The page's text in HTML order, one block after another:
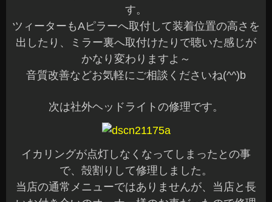
す。
ツィーターもAピラーへ取付して装着位置の高さを
出したり、ミラー裏へ取付けたりで聴いた感じが
かなり変わりますよ～
音質改善などお気軽にご相談くださいね(^^)b
次は社外ヘッドライトの修理です。
イカリングが点灯しなくなってしまったとの事
で、殻割りして修理しました。
当店の通常メニューではありませんが、当店と長